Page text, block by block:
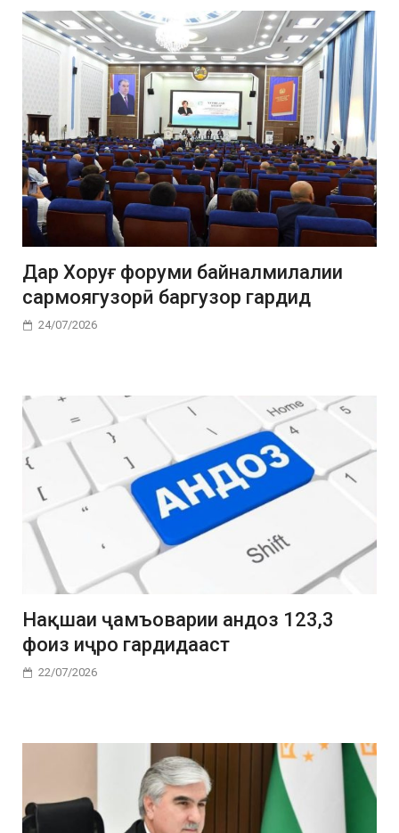
Дар Хоруғ форуми байналмилалии
сармоягузорӣ баргузор гардид
24/07/2026
Нақшаи ҷамъоварии андоз 123,3
фоиз иҷро гардидааст
22/07/2026